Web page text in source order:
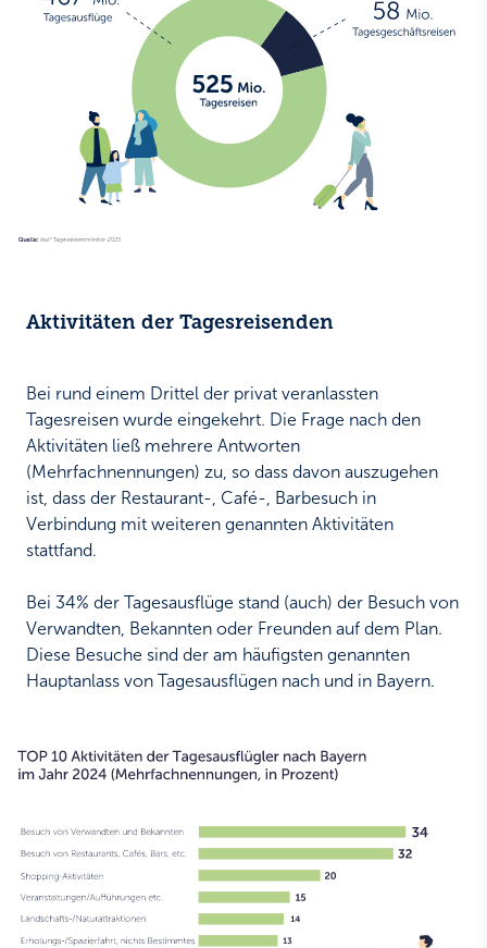
Aktivitäten der Tagesreisenden
Bei rund einem Drittel der privat veranlassten
Tagesreisen wurde eingekehrt. Die Frage nach den
Aktivitäten ließ mehrere Antworten
(Mehrfachnennungen) zu, so dass davon auszugehen
ist, dass der Restaurant-, Café-, Barbesuch in
Verbindung mit weiteren genannten Aktivitäten
stattfand.
Bei 34% der Tagesausflüge stand (auch) der Besuch von
Verwandten, Bekannten oder Freunden auf dem Plan.
Diese Besuche sind der am häufigsten genannten
Hauptanlass von Tagesausflügen nach und in Bayern.